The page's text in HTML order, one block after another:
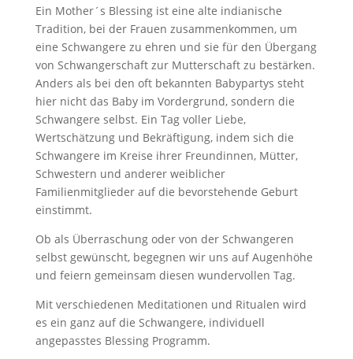
Ein Mother´s Blessing ist eine alte indianische
Tradition, bei der Frauen zusammenkommen, um
eine Schwangere zu ehren und sie für den Übergang
von Schwangerschaft zur Mutterschaft zu bestärken.
Anders als bei den oft bekannten Babypartys steht
hier nicht das Baby im Vordergrund, sondern die
Schwangere selbst. Ein Tag voller Liebe,
Wertschätzung und Bekräftigung, indem sich die
Schwangere im Kreise ihrer Freundinnen, Mütter,
Schwestern und anderer weiblicher
Familienmitglieder auf die bevorstehende Geburt
einstimmt.
Ob als Überraschung oder von der Schwangeren
selbst gewünscht, begegnen wir uns auf Augenhöhe
und feiern gemeinsam diesen wundervollen Tag.
Mit verschiedenen Meditationen und Ritualen wird
es ein ganz auf die Schwangere, individuell
angepasstes Blessing Programm.